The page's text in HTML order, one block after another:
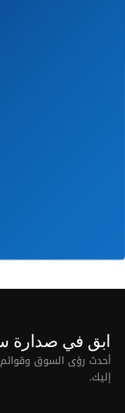
ابق في صدارة
أحدث رؤى السوق وقوائم
إليك.